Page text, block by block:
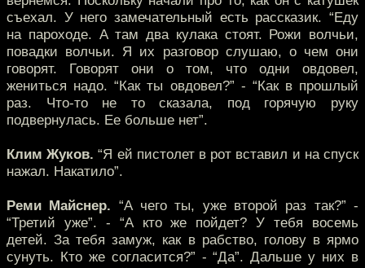
съехал. У него замечательный есть рассказик. “Еду
на пароходе. А там два кулака стоят. Рожи волчьи,
повадки волчьи. Я их разговор слушаю, о чем они
говорят. Говорят они о том, что одни овдовел,
жениться надо. “Как ты овдовел?” - “Как в прошлый
раз. Что-то не то сказала, под горячую руку
подвернулась. Ее больше нет”.
Клим Жуков. “Я ей пистолет в рот вставил и на спуск
нажал. Накатило”.
Реми Майснер. “А чего ты, уже второй раз так?” -
“Третий уже”. - “А кто же пойдет? У тебя восемь
детей. За тебя замуж, как в рабство, голову в ярмо
сунуть. Кто же согласится?” - “Да”. Дальше у них в